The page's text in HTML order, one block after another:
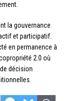
la gouvernance
et participatif.
en permanence à
2.0 où
décision